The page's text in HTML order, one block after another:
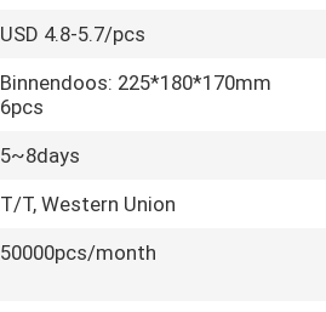
USD 4.8-5.7/pcs
Binnendoos: 225*180*170mm
6pcs
5~8days
T/T, Western Union
50000pcs/month